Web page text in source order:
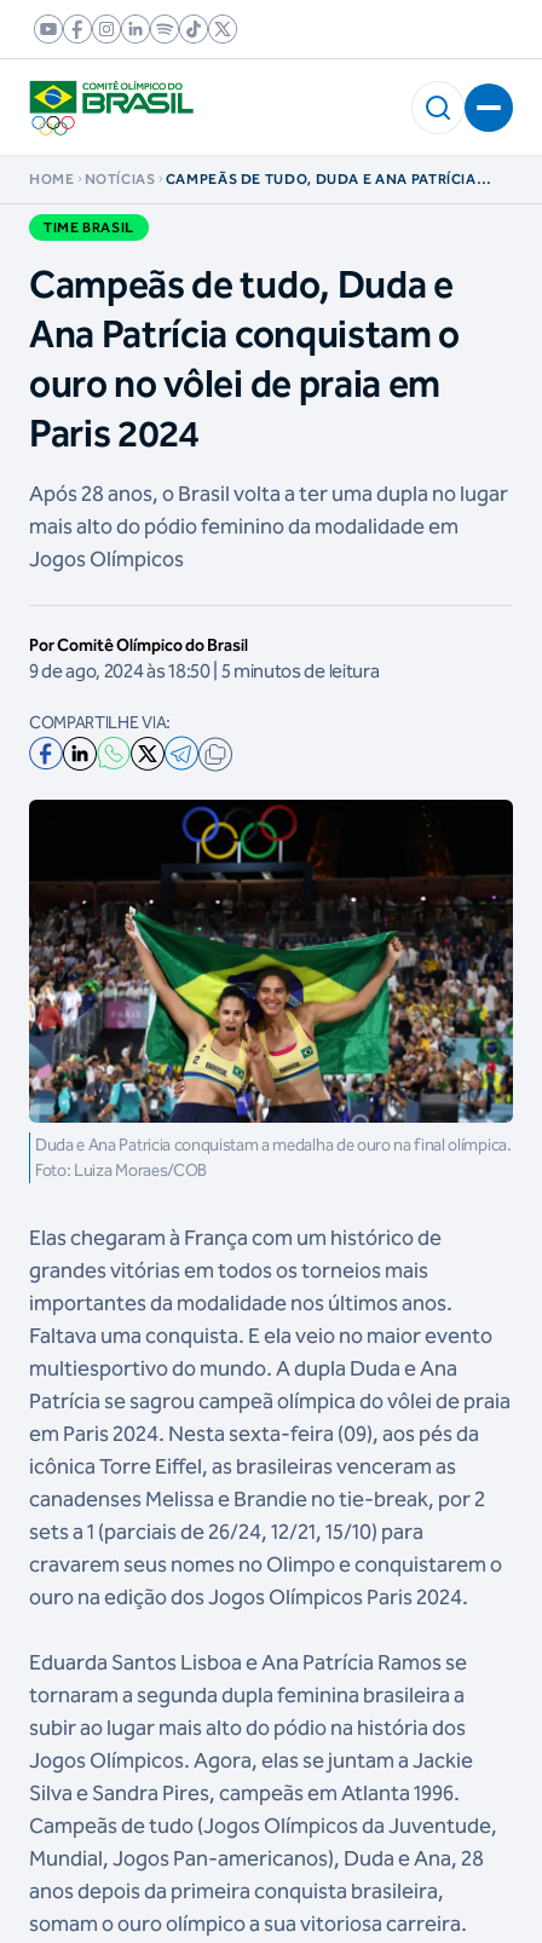
HOME NOTÍCIAS
CAMPEÃS DE TUDO, DUDA E ANA PATRÍCIA
TIME BRASIL
Campeãs de tudo, Duda e
Ana Patrícia conquistam o
ouro no vôlei de praia em
Paris 2024
Após 28 anos, o Brasil volta a ter uma dupla no lugar
mais alto do pódio feminino da modalidade em
Jogos Olímpicos
Por Comitê Olímpico do Brasil
9 de ago, 2024 às 18:50 | 5 minutos de leitura
COMPARTILHE VIA:
Duda e Ana Patricia conquistam a medalha de ouro na final olímpica.
Foto: Luiza Moraes/COB
Elas chegaram à França com um histórico de
grandes vitórias em todos os torneios mais
importantes da modalidade nos últimos anos.
Faltava uma conquista. E ela veio no maior evento
multiesportivo do mundo. A dupla Duda e Ana
Patrícia se sagrou campeã olímpica do vôlei de praia
em Paris 2024. Nesta sexta-feira (09), aos pés da
icônica Torre Eiffel, as brasileiras venceram as
canadenses Melissa e Brandie no tie-break, por 2
sets a 1 (parciais de 26/24, 12/21, 15/10) para
cravarem seus nomes no Olimpo e conquistarem o
ouro na edição dos Jogos Olímpicos Paris 2024.
Eduarda Santos Lisboa e Ana Patrícia Ramos se
tornaram a segunda dupla feminina brasileira a
subir ao lugar mais alto do pódio na história dos
Jogos Olímpicos. Agora, elas se juntam a Jackie
Silva e Sandra Pires, campeãs em Atlanta 1996.
Campeãs de tudo (Jogos Olímpicos da Juventude,
Mundial, Jogos Pan-americanos), Duda e Ana, 28
anos depois da primeira conquista brasileira,
somam o ouro olímpico a sua vitoriosa carreira.